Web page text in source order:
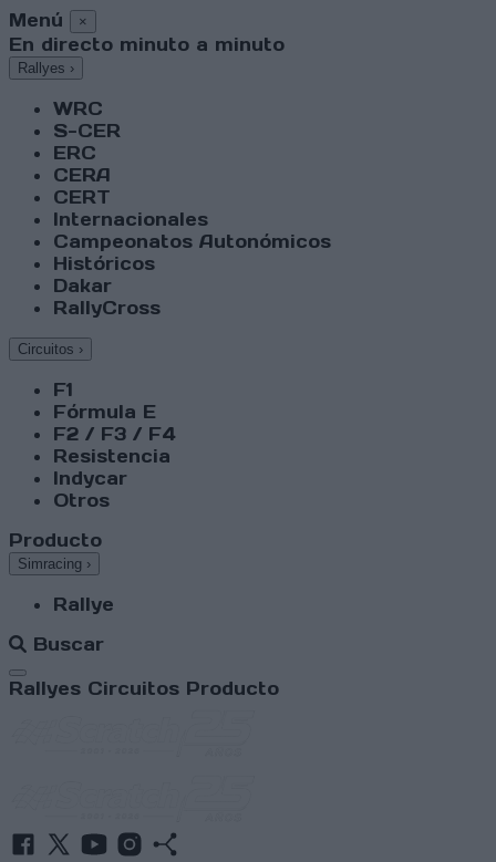
Menú ×
En directo minuto a minuto
Rallyes ›
WRC
S-CER
ERC
CERA
CERT
Internacionales
Campeonatos Autonómicos
Históricos
Dakar
RallyCross
Circuitos ›
F1
Fórmula E
F2 / F3 / F4
Resistencia
Indycar
Otros
Producto
Simracing ›
Rallye
Buscar
Abrir menú
Rallyes Circuitos Producto